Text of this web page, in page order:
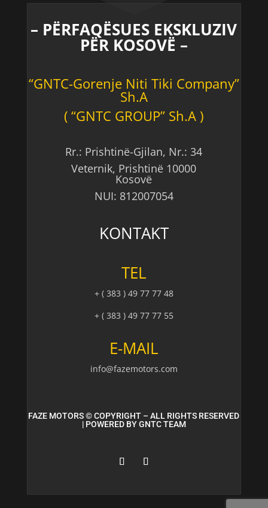
– PËRFAQËSUES EKSKLUZIV
PËR KOSOVË –
“GNTC-Gorenje Niti Tiki Company”
Sh.A
( “GNTC GROUP” Sh.A )
Rr.: Prishtinë-Gjilan, Nr.: 34
Veternik, Prishtinë 10000
Kosovë
NUI: 812007054
KONTAKT
TEL
+ ( 383 ) 49 77 77 48
+ ( 383 ) 49 77 77 55
E-MAIL
info@fazemotors.com
FAZE MOTORS © COPYRIGHT – ALL RIGHTS RESERVED
| POWERED BYGNTC TEAM